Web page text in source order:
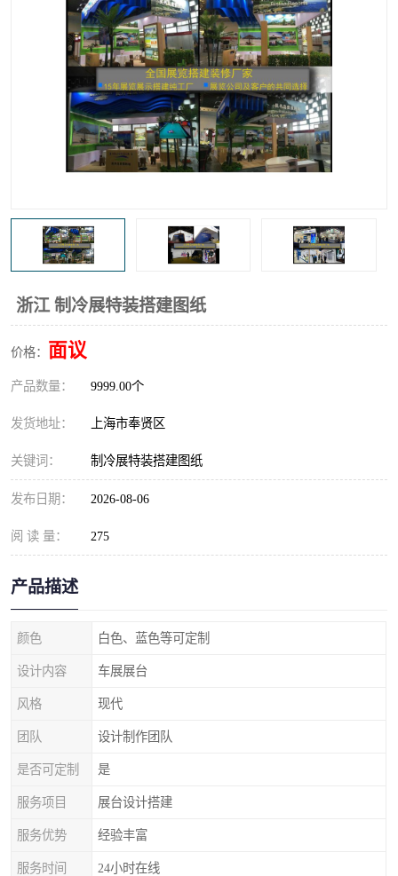
浙江 制冷展特装搭建图纸
价格： 面议
产品数量： 9999.00个
发货地址： 上海市奉贤区
关键词： 制冷展特装搭建图纸
发布日期： 2026-08-06
阅 读 量： 275
产品描述
颜色 白色、蓝色等可定制
设计内容 车展展台
风格 现代
团队 设计制作团队
是否可定制 是
服务项目 展台设计搭建
服务优势 经验丰富
服务时间 24小时在线